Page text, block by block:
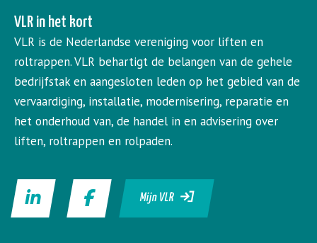
VLR in het kort
VLR is de Nederlandse vereniging voor liften en
roltrappen. VLR behartigt de belangen van de gehele
bedrijfstak en aangesloten leden op het gebied van de
vervaardiging, installatie, modernisering, reparatie en
het onderhoud van, de handel in en advisering over
liften, roltrappen en rolpaden.
Mijn VLR